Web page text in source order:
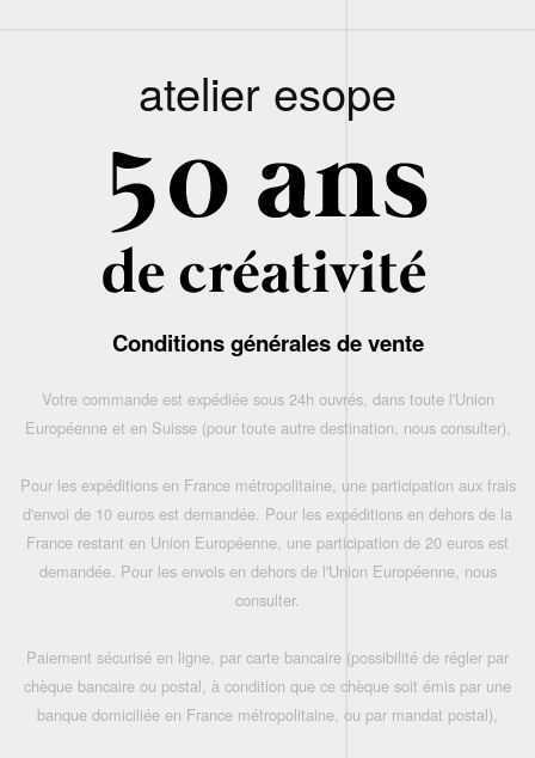
atelier esope
Conditions générales de vente
Votre commande est expédiée sous 24h ouvrés, dans toute l'Union
Européenne et en Suisse (pour toute autre destination, nous consulter),
Pour les expéditions en France métropolitaine, une participation aux frais
d'envoi de 10 euros est demandée. Pour les expéditions en dehors de la
France restant en Union Européenne, une participation de 20 euros est
demandée. Pour les envois en dehors de l'Union Européenne, nous
consulter.
Paiement sécurisé en ligne, par carte bancaire (possibilité de régler par
chèque bancaire ou postal, à condition que ce chèque soit émis par une
banque domiciliée en France métropolitaine, ou par mandat postal),